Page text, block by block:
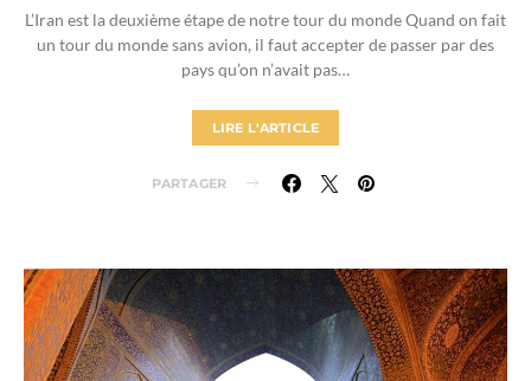
L’Iran est la deuxième étape de notre tour du monde Quand on fait
un tour du monde sans avion, il faut accepter de passer par des
pays qu’on n’avait pas…
LIRE L'ARTICLE
PARTAGER